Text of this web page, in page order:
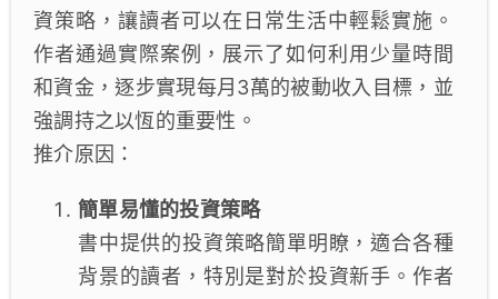
資策略，讓讀者可以在日常生活中輕鬆實施。
作者通過實際案例，展示了如何利用少量時間
和資金，逐步實現每月3萬的被動收入目標，並
強調持之以恆的重要性。
推介原因：
簡單易懂的投資策略
書中提供的投資策略簡單明瞭，適合各種
背景的讀者，特別是對於投資新手。作者